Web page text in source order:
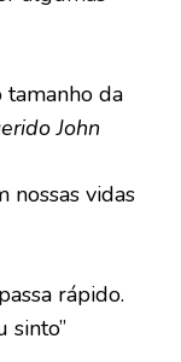
tamanho da
John
nossas vidas
rápido.
sinto”